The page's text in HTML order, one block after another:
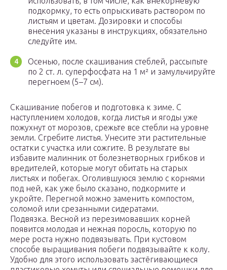
подкормку, то есть опрыскивать раствором по
листьям и цветам. Дозировки и способы
внесения указаны в инструкциях, обязательно
следуйте им.
Осенью, после скашивания стеблей, рассыпьте
по 2 ст. л. суперфосфата на 1 м² и замульчируйте
перегноем (5–7 см).
Скашивание побегов и подготовка к зиме. С
наступлением холодов, когда листья и ягоды уже
пожухнут от морозов, срежьте все стебли на уровне
земли. Сгребите листья. Унесите эти растительные
остатки с участка или сожгите. В результате вы
избавите малинник от болезнетворных грибков и
вредителей, которые могут обитать на старых
листьях и побегах. Оголившуюся землю с корнями
под ней, как уже было сказано, подкормите и
укройте. Перегной можно заменить компостом,
соломой или срезанными сидератами.
Подвязка. Весной из перезимовавших корней
появится молодая и нежная поросль, которую по
мере роста нужно подвязывать. При кустовом
способе выращивания побеги подвязывайте к колу.
Удобно для этого использовать застёгивающиеся